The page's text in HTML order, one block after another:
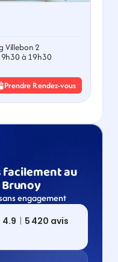
Villebon 2
à 19h30
Prendre Rendez-vous
au
engagement